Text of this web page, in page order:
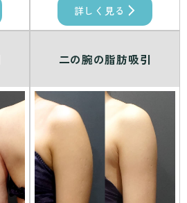
詳しく見る
二の腕の脂肪吸引